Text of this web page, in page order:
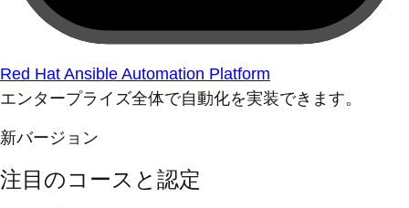
Red Hat Ansible Automation Platform
エンタープライズ全体で自動化を実装できます。
新バージョン
注目のコースと認定